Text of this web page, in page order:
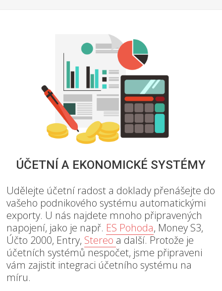
ÚČETNÍ A EKONOMICKÉ SYSTÉMY
Udělejte účetní radost a doklady přenášejte do
vašeho podnikového systému automatickými
exporty. U nás najdete mnoho připravených
napojení, jako je např. ES Pohoda, Money S3,
Účto 2000, Entry, Stereo a další. Protože je
účetních systémů nespočet, jsme připraveni
vám zajistit integraci účetního systému na
míru.